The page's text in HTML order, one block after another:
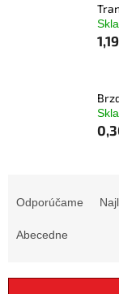
Odporúčame
Abecedne